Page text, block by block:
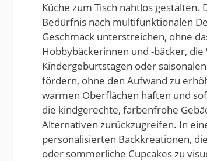
Küche zum Tisch nahtlos gestalten.
Bedürfnis nach multifunktionalen
Geschmack unterstreichen, ohne
Hobbybäckerinnen und -bäcker,
Kindergeburtstagen oder
fördern, ohne den Aufwand zu
warmen Oberflächen haften und
die kindgerechte, farbenfrohe
Alternativen zurückzugreifen. In
personalisierten Backkreationen,
oder sommerliche Cupcakes zu